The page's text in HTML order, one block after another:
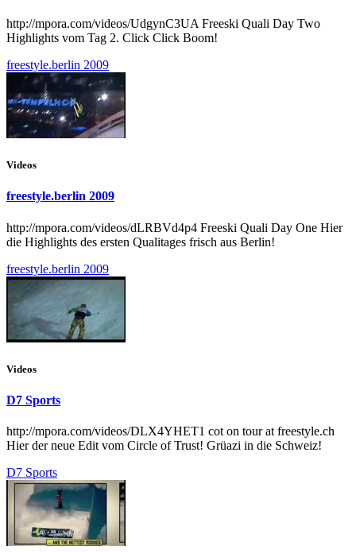
http://mpora.com/videos/UdgynC3UA Freeski Quali Day Two
Highlights vom Tag 2. Click Click Boom!
freestyle.berlin 2009
Videos
freestyle.berlin 2009
http://mpora.com/videos/dLRBVd4p4 Freeski Quali Day One Hier
die Highlights des ersten Qualitages frisch aus Berlin!
freestyle.berlin 2009
Videos
D7 Sports
http://mpora.com/videos/DLX4YHET1 cot on tour at freestyle.ch
Hier der neue Edit vom Circle of Trust! Grüazi in die Schweiz!
D7 Sports